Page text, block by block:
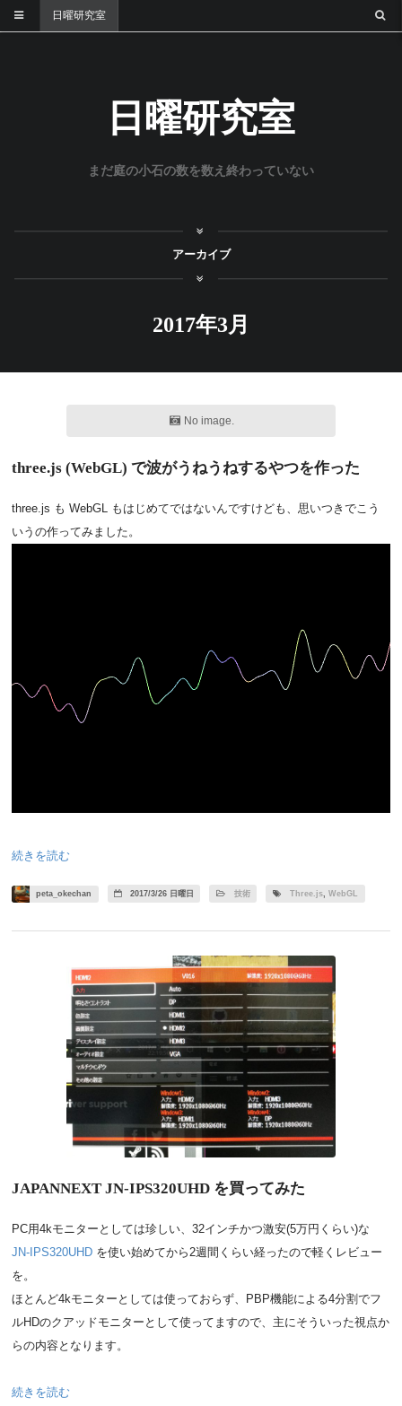
日曜研究室
日曜研究室
まだ庭の小石の数を数え終わっていない
アーカイブ
2017年3月
No image.
three.js (WebGL) で波がうねうねするやつを作った
three.js も WebGL もはじめてではないんですけども、思いつきでこう
いうの作ってみました。
続きを読む
peta_okechan 2017/3/26 日曜日 技術 Three.js,WebGL
JAPANNEXT JN-IPS320UHD を買ってみた
PC用4kモニターとしては珍しい、32インチかつ激安(5万円くらい)な
JN-IPS320UHD を使い始めてから2週間くらい経ったので軽くレビュー
を。
ほとんど4kモニターとしては使っておらず、PBP機能による4分割でフ
ルHDのクアッドモニターとして使ってますので、主にそういった視点か
らの内容となります。
続きを読む